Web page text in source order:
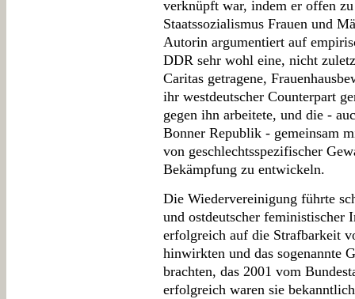
verknüpft war, indem er offen zu
Staatssozialismus Frauen und
Autorin argumentiert auf
DDR sehr wohl eine, nicht
Caritas getragene,
ihr westdeutscher Counterpart
gegen ihn arbeitete, und die -
Bonner Republik - gemeinsam
von geschlechtsspezifischer
Bekämpfung zu entwickeln.
Die Wiedervereinigung führte
und ostdeutscher feministischer
erfolgreich auf die Strafbarkeit
hinwirkten und das sogenannte
brachten, das 2001 vom
erfolgreich waren sie